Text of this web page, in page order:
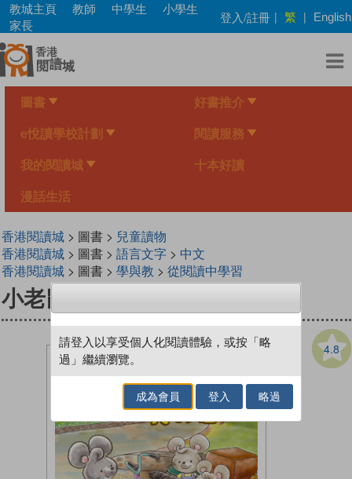
Skip
main
content
教城主頁 教師 中學生
小學生
家長
登入/註冊 | 繁 | English
圖書 好書推介
e悅讀學校計劃 閱讀服務
我的閱讀城 十本好讀
漫話生活
香港閱讀城> 圖書 > 兒童讀物
香港閱讀城> 圖書 > 語言文字> 中文
香港閱讀城> 圖書 > 學與教 > 從閱讀中學習
小老鼠大改造
4.8
請登入以享受個人化閱讀體驗，或按「略
過」繼續瀏覽。
成為會員 登入 略過